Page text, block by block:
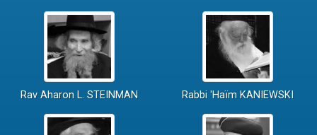
Rav Aharon L. STEINMAN Rabbi 'Haïm KANIEWSKI